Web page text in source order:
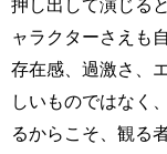
押し出して演じる
ャラクターさえも
存在感、過激さ、
しいものではなく
るからこそ、観る